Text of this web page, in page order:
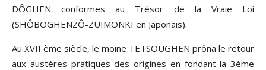
DÔGHEN conformes au Trésor de la Vraie Loi
(SHÔBOGHENZÔ-ZUIMONKI en Japonais).
Au XVII ème siècle, le moine TETSOUGHEN prôna le retour
aux austères pratiques des origines en fondant la 3ème